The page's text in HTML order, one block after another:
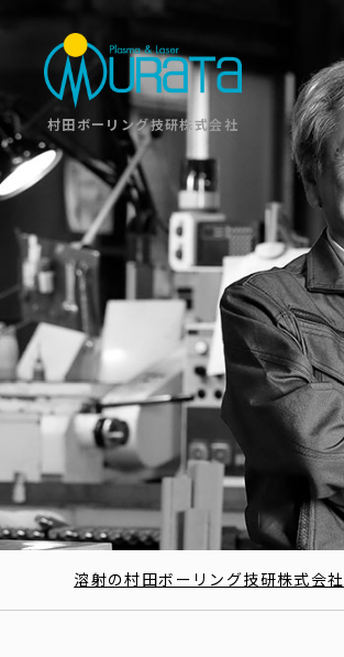
村田ボーリング技研株式会社
溶射の村田ボーリング技研株式会社